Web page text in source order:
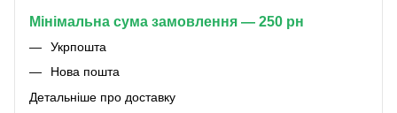
Мінімальна сума замовлення — 250 рн
Укрпошта
Нова пошта
Детальніше про доставку